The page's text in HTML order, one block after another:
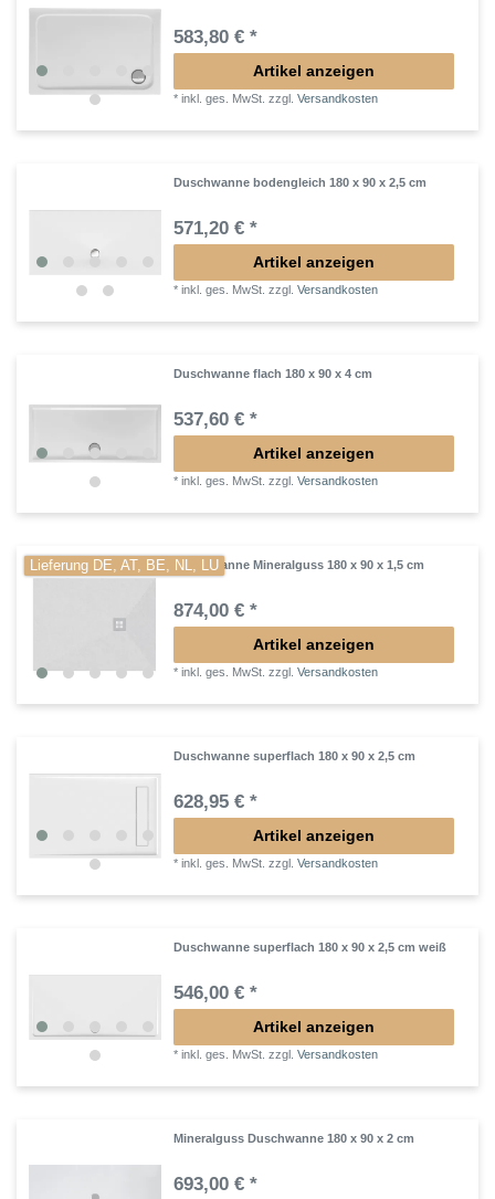
583,80 € *
Artikel anzeigen
*inkl. ges. MwSt. zzgl.Versandkosten
Duschwanne bodengleich 180 x 90 x 2,5 cm
571,20 € *
Artikel anzeigen
*inkl. ges. MwSt. zzgl.Versandkosten
Duschwanne flach 180 x 90 x 4 cm
537,60 € *
Artikel anzeigen
*inkl. ges. MwSt. zzgl.Versandkosten
Lieferung DE, AT, BE, NL, LUDuschwanne Mineralguss 180 x 90 x 1,5 cm
874,00 € *
Artikel anzeigen
*inkl. ges. MwSt. zzgl.Versandkosten
Duschwanne superflach 180 x 90 x 2,5 cm
628,95 € *
Artikel anzeigen
*inkl. ges. MwSt. zzgl.Versandkosten
Duschwanne superflach 180 x 90 x 2,5 cm weiß
546,00 € *
Artikel anzeigen
*inkl. ges. MwSt. zzgl.Versandkosten
Mineralguss Duschwanne 180 x 90 x 2 cm
693,00 € *